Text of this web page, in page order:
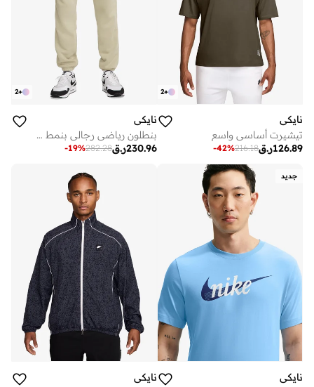
+
2
نايكي
تيشيرت أساسي واسع
ر.ق126.89
216.18
-42%
+
2
نايكي
بنطلون رياضي رجالي بنمط كرة السلة
ر.ق230.96
282.28
-19%
جديد
نايكي
نايكي